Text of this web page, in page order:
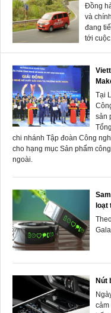
Đồng
và
đang
tới
Tại
sản
chi nhánh Tập đoàn Công
cho hạng mục Sản phẩm
ngoài.
loạt
Nút
cảm